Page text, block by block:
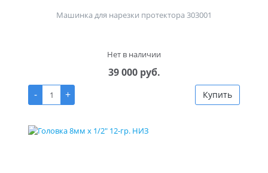
Машинка для нарезки протектора 303001
Нет в наличии
39 000 руб.
-
+ Купить